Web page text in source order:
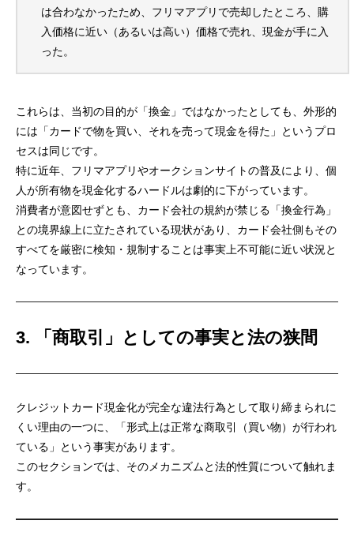
は合わなかったため、フリマアプリで売却したところ、購
入価格に近い（あるいは高い）価格で売れ、現金が手に入
った。
これらは、当初の目的が「換金」ではなかったとしても、外形的
には「カードで物を買い、それを売って現金を得た」というプロ
セスは同じです。
特に近年、フリマアプリやオークションサイトの普及により、個
人が所有物を現金化するハードルは劇的に下がっています。
消費者が意図せずとも、カード会社の規約が禁じる「換金行為」
との境界線上に立たされている現状があり、カード会社側もその
すべてを厳密に検知・規制することは事実上不可能に近い状況と
なっています。
3. 「商取引」としての事実と法の狭間
クレジットカード現金化が完全な違法行為として取り締まられに
くい理由の一つに、「形式上は正常な商取引（買い物）が行われ
ている」という事実があります。
このセクションでは、そのメカニズムと法的性質について触れま
す。